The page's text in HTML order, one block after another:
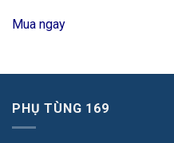
Mua ngay
PHỤ TÙNG 169